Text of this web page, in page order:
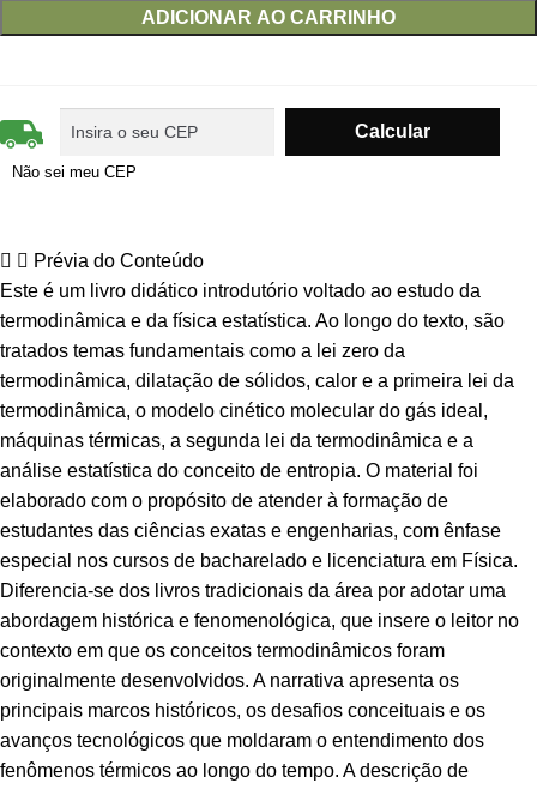
ADICIONAR AO CARRINHO
Não sei meu CEP
Prévia do Conteúdo
Este é um livro didático introdutório voltado ao estudo da
termodinâmica e da física estatística. Ao longo do texto, são
tratados temas fundamentais como a lei zero da
termodinâmica, dilatação de sólidos, calor e a primeira lei da
termodinâmica, o modelo cinético molecular do gás ideal,
máquinas térmicas, a segunda lei da termodinâmica e a
análise estatística do conceito de entropia. O material foi
elaborado com o propósito de atender à formação de
estudantes das ciências exatas e engenharias, com ênfase
especial nos cursos de bacharelado e licenciatura em Física.
Diferencia-se dos livros tradicionais da área por adotar uma
abordagem histórica e fenomenológica, que insere o leitor no
contexto em que os conceitos termodinâmicos foram
originalmente desenvolvidos. A narrativa apresenta os
principais marcos históricos, os desafios conceituais e os
avanços tecnológicos que moldaram o entendimento dos
fenômenos térmicos ao longo do tempo. A descrição de